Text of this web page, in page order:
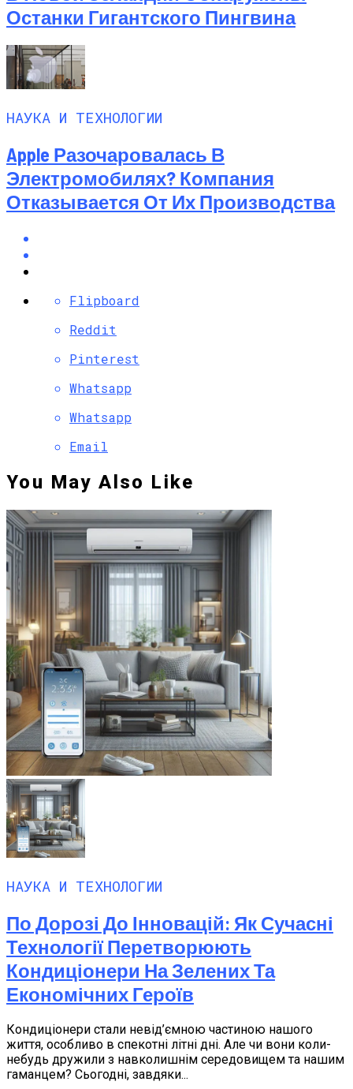
Останки Гигантского Пингвина
НАУКА И ТЕХНОЛОГИИ
Apple Разочаровалась В
Электромобилях? Компания
Отказывается От Их Производства
Flipboard
Reddit
Pinterest
Whatsapp
Whatsapp
Email
You May Also Like
НАУКА И ТЕХНОЛОГИИ
По Дорозі До Інновацій: Як Сучасні
Технології Перетворюють
Кондиціонери На Зелених Та
Економічних Героїв
Кондиціонери стали невід’ємною частиною нашого
життя, особливо в спекотні літні дні. Але чи вони коли-
небудь дружили з навколишнім середовищем та нашим
гаманцем? Сьогодні, завдяки...